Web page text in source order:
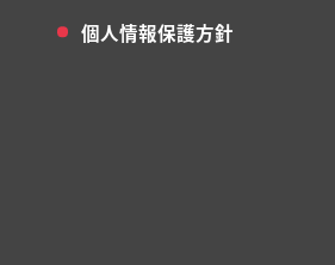
個人情報保護方針